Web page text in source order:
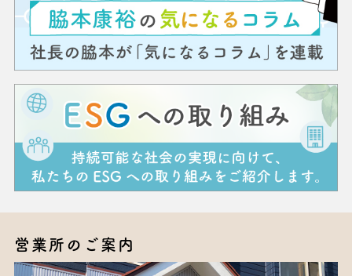
営業所のご案内